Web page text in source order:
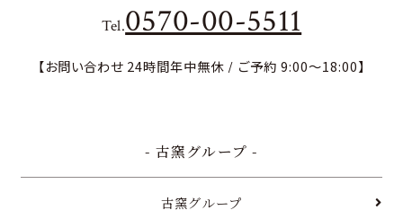
Tel.0570-00-5511
【お問い合わせ 24時間年中無休 / ご予約 9:00～18:00】
- 古窯グループ -
古窯グループ
夜間緊急連絡先